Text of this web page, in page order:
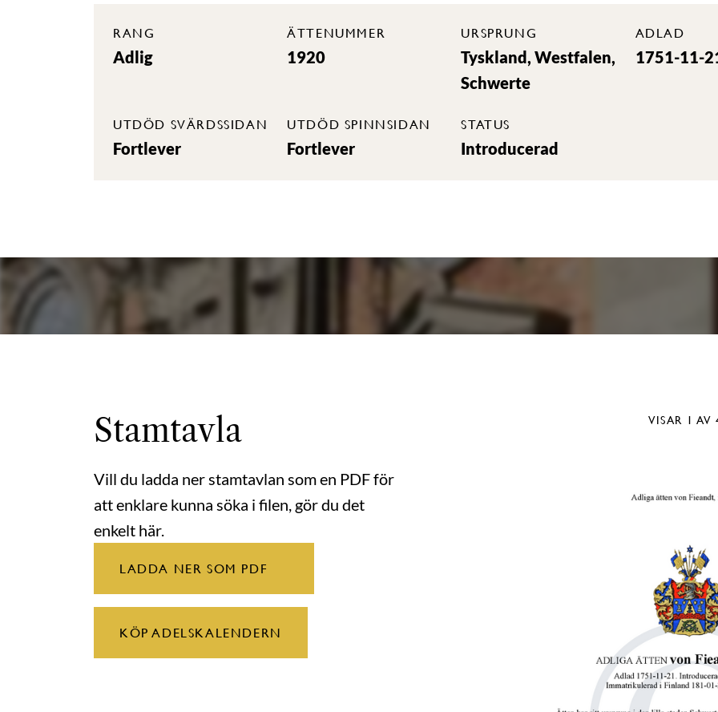
RANG
Adlig
ÄTTENUMMER
1920
URSPRUNG
Tyskland, Westfalen,
Schwerte
ADLAD
1751-11-
UTDÖD SVÄRDSSIDAN
Fortlever
UTDÖD SPINNSIDAN
Fortlever
STATUS
Introducerad
Stamtavla
Vill du ladda ner stamtavlan som en PDF för
att enklare kunna söka i filen, gör du det
enkelt här.
LADDA NER SOM PDF
KÖP ADELSKALENDERN
VISAR 1 AV